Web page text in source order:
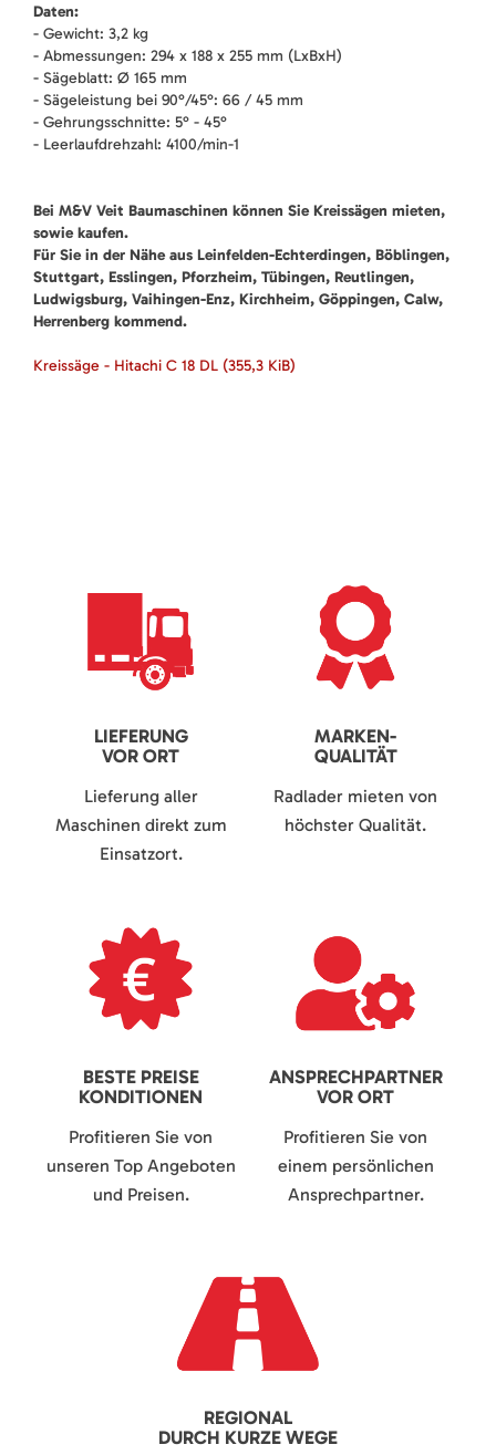
Daten:
- Gewicht: 3,2 kg
- Abmessungen: 294 x 188 x 255 mm (LxBxH)
- Sägeblatt: Ø 165 mm
- Sägeleistung bei 90°/45°: 66 / 45 mm
- Gehrungsschnitte: 5° - 45°
- Leerlaufdrehzahl: 4100/min-1
Bei M&V Veit Baumaschinen können Sie Kreissägen mieten,
sowie kaufen.
Für Sie in der Nähe aus Leinfelden-Echterdingen, Böblingen,
Stuttgart, Esslingen, Pforzheim, Tübingen, Reutlingen,
Ludwigsburg, Vaihingen-Enz, Kirchheim, Göppingen, Calw,
Herrenberg kommend.
Kreissäge - Hitachi C 18 DL (355,3 KiB)
LIEFERUNG
VOR ORT
Lieferung aller
Maschinen direkt zum
Einsatzort.
MARKEN-
QUALITÄT
Radlader mieten von
höchster Qualität.
BESTE PREISE
KONDITIONEN
Profitieren Sie von
unseren Top Angeboten
und Preisen.
ANSPRECHPARTNER
VOR ORT
Profitieren Sie von
einem persönlichen
Ansprechpartner.
REGIONAL
DURCH KURZE WEGE